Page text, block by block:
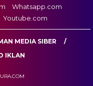
Whatsapp.com
Youtube.com
MEDIA SIBER
IKLAN